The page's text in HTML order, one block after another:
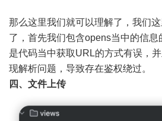
那么这里我们就可以理解了，我们
了，首先我们包含opens当中的信息
是代码当中获取URL的方式有误，
现解析问题，导致存在鉴权绕过。
四、文件上传